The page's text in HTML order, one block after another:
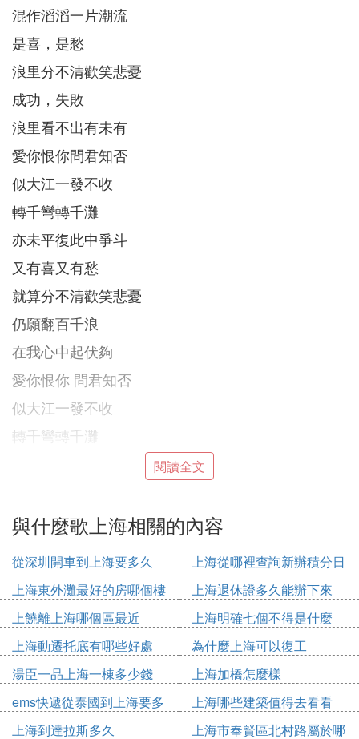
混作滔滔一片潮流
是喜，是愁
浪里分不清歡笑悲憂
成功，失敗
浪里看不出有未有
愛你恨你問君知否
似大江一發不收
轉千彎轉千灘
亦未平復此中爭斗
又有喜又有愁
就算分不清歡笑悲憂
仍願翻百千浪
在我心中起伏夠
愛你恨你 問君知否
似大江一發不收
轉千彎轉千灘
就算分不清歡笑悲憂
在我心中起伏夠
仍願翻，百千浪
在我心中起伏夠
2.歌曲：《夜上海》
演唱：周璇
歌詞：
閱讀全文
與什麼歌上海相關的內容
從深圳開車到上海要多久
上海從哪裡查詢新辦積分日
期
上海東外灘最好的房哪個樓
上海退休證多久能辦下來
上饒離上海哪個區最近
上海明確七個不得是什麼
上海動遷托底有哪些好處
為什麼上海可以復工
湯臣一品上海一棟多少錢
上海加橋怎麼樣
ems快遞從泰國到上海要多
久
上海哪些建築值得去看看
上海到達拉斯多久
上海市奉賢區北村路屬於哪